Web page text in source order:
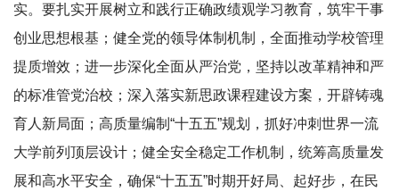
实。要扎实开展树立和践行正确政绩观学习教育，筑牢干事
创业思想根基；健全党的领导体制机制，全面推动学校管理
提质增效；进一步深化全面从严治党，坚持以改革精神和严
的标准管党治校；深入落实新思政课程建设方案，开辟铸魂
育人新局面；高质量编制“十五五”规划，抓好冲刺世界一流
大学前列顶层设计；健全安全稳定工作机制，统筹高质量发
展和高水平安全，确保“十五五”时期开好局、起好步，在民